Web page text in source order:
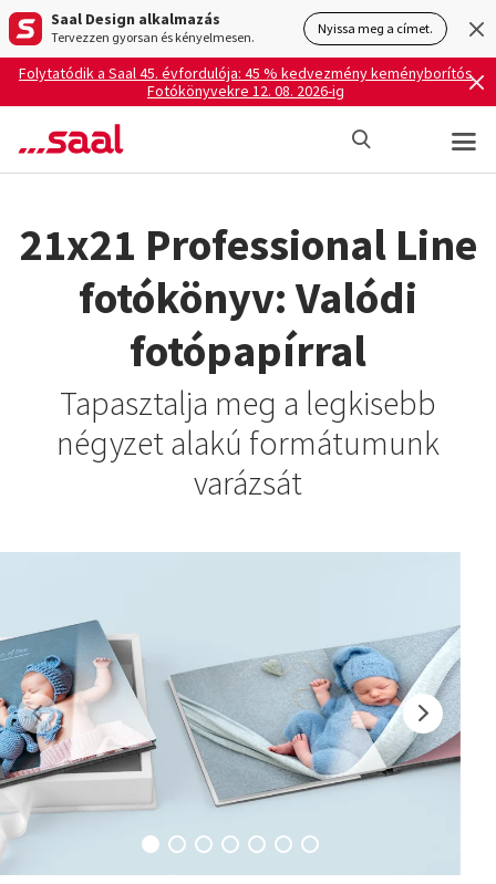
Saal Design alkalmazás
Tervezzen gyorsan és kényelmesen. Nyissa meg a címet.
Folytatódik a Saal 45. évfordulója: 45 % kedvezmény keményborítós
Fotókönyvekre 12. 08. 2026-ig
21x21 Professional Line
fotókönyv: Valódi
fotópapírral
Tapasztalja meg a legkisebb
négyzet alakú formátumunk
varázsát